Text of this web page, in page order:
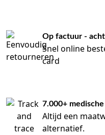
Op factuur -
Snel online
card
7.000+
Altijd een
alternatief.